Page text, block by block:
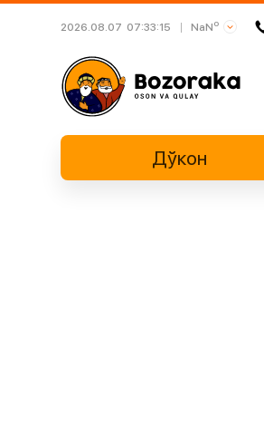
2026.08.07 07:33:15 NaNo
Busan
Daegu
Gwangju
Дўкон